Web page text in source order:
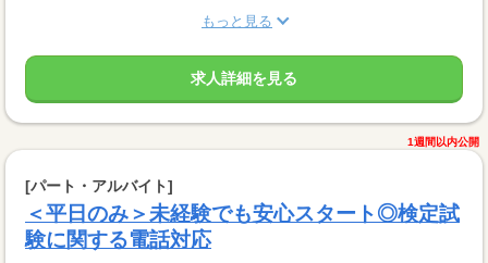
もっと見る
求人詳細を見る
1週間以内公開
[パート・アルバイト]
＜平日のみ＞未経験でも安心スタート◎検定試
験に関する電話対応